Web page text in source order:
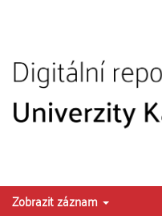
Zobrazit záznam